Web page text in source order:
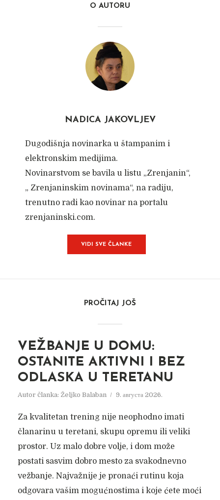
O AUTORU
NADICA JAKOVLJEV
Dugodišnja novinarka u štampanim i
elektronskim medijima.
Novinarstvom se bavila u listu „Zrenjanin“,
„ Zrenjaninskim novinama“, na radiju,
trenutno radi kao novinar na portalu
zrenjaninski.com.
VIDI SVE ČLANKE
PROČITAJ JOŠ
VEŽBANJE U DOMU:
OSTANITE AKTIVNI I BEZ
ODLASKA U TERETANU
Autor članka: Željko Balaban 9. августа 2026.
Za kvalitetan trening nije neophodno imati
članarinu u teretani, skupu opremu ili veliki
prostor. Uz malo dobre volje, i dom može
postati sasvim dobro mesto za svakodnevno
vežbanje. Najvažnije je pronaći rutinu koja
odgovara vašim mogućnostima i koje ćete moći